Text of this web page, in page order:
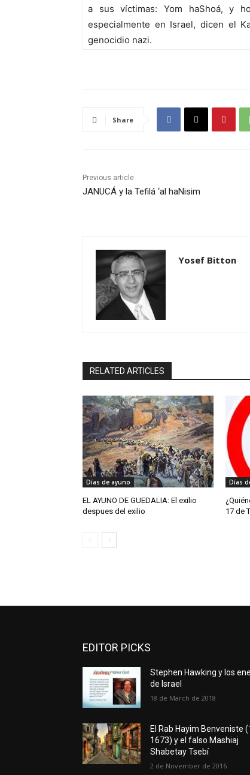
a sus víctimas: Yom haShoá, y
especialmente en Israel, dicen el
genocidio nazi.
Share
Previous article
JANUCÁ y la Tefilá ‘al haNisim
Yosef Bitton
RELATED ARTICLES
Días de ayuno
EL AYUNO DE GUEDALIA: El exilio
despues del exilio
Días
17 de
EDITOR PICKS
Stephen Hawking y los
de Israel
18 de March de 2018
El Rab Hayim Benveniste
1673) y el falso Mashiaj
Shabetay Tsebí
2 de November de 2016